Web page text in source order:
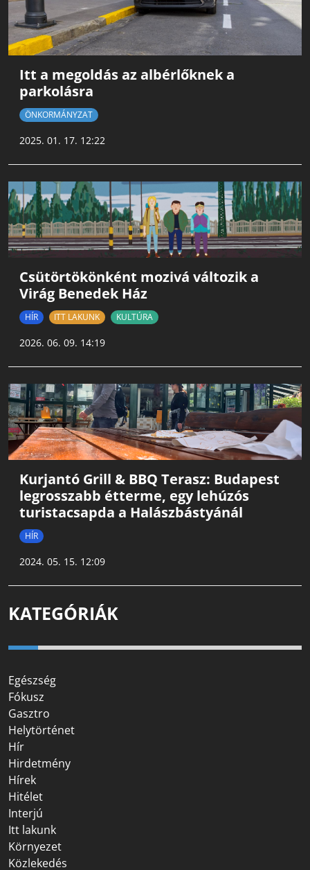
Itt a megoldás az albérlőknek a
parkolásra
ÖNKORMÁNYZAT
2025. 01. 17. 12:22
Csütörtökönként mozivá változik a
Virág Benedek Ház
HÍR ITT LAKUNK KULTÚRA
2026. 06. 09. 14:19
Kurjantó Grill & BBQ Terasz: Budapest
legrosszabb étterme, egy lehúzós
turistacsapda a Halászbástyánál
HÍR
2024. 05. 15. 12:09
KATEGÓRIÁK
Egészség
Fókusz
Gasztro
Helytörténet
Hír
Hirdetmény
Hírek
Hitélet
Interjú
Itt lakunk
Környezet
Közlekedés